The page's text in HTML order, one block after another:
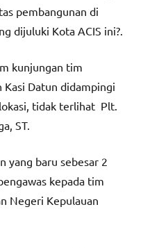
pembangunan di
dijuluki Kota ACIS ini?.
kunjungan tim
Kasi Datun didampingi
tidak terlihat Plt.
ST.
yang baru sebesar 2
kepada tim
Negeri Kepulauan